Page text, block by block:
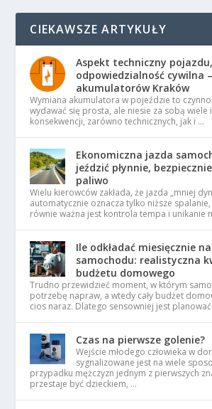
CIEKAWSZE ARTYKUŁY
Aspekt techniczny
odpowiedzialność cywilna
akumulatorów Kraków
Wymiana akumulatora w pojeździe to
wydawać się prosta, ale niesie za sobą wiele
konsekwencji, zarówno technicznych, jak i …
Ekonomiczna jazda
jeździć płynnie,
paliwo
Wielu kierowców zakłada, że jazda „mniej
automatycznie oznacza tylko niższe
równie ważna jest kontrola tempa i unikanie
Ile odkładać miesięcznie
samochodu: realistyczna
budżetu domowego
Trudno przewidzieć moment, w którym
potrzebę napraw, a wtedy cały budżet
cios naraz. Dlatego sensowniej jest
Czas na pierwsze golenie?
Wejście młodego człowieka w
sygnalizowane jest na wiele
przypadku mężczyzn jednym z pierwszych
przestaje być dzieckiem, …